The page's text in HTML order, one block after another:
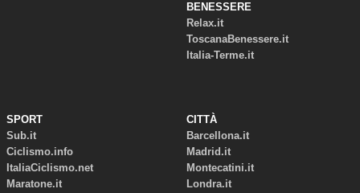
BENESSERE
Relax.it
ToscanaBenessere.it
Italia-Terme.it
SPORT
Sub.it
Ciclismo.info
ItaliaCiclismo.net
Maratone.it
CITTÀ
Barcellona.it
Madrid.it
Montecatini.it
Londra.it